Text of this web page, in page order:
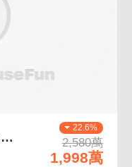
22.6%
2,580萬
1,998萬
紫雲綠景景觀華夏 前後陽台保留使用空間大華夏